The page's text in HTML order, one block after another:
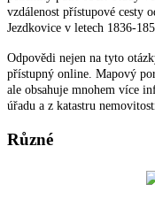
vzdálenost přístupové cesty
Jezdkovice v letech 1836-
Odpovědi nejen na tyto
přístupný online. Mapový
ale obsahuje mnohem více
úřadu a z katastru
Různé